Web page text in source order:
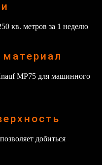
кв. метров за 1 неделю
MP75 для машинного
добиться